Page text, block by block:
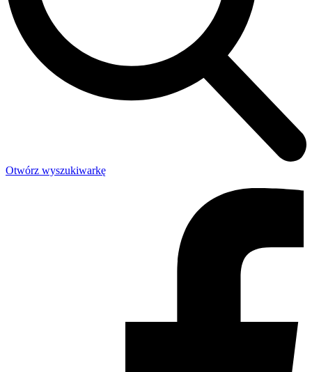
Otwórz wyszukiwarkę